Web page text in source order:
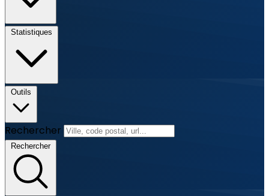
Statistiques
Outils
Rechercher
Rechercher